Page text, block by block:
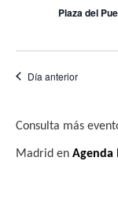
Plaza del
Día anterior
Consulta más
Madrid en Agenda